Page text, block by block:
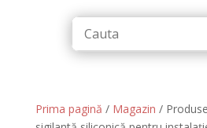
Prima pagină / Magazin /